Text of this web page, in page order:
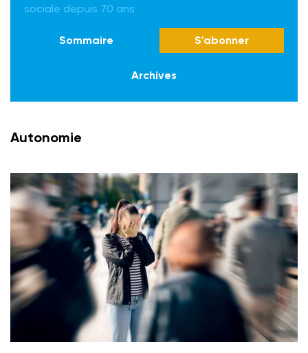
sociale depuis 70 ans
Sommaire S'abonner
Archives
Autonomie